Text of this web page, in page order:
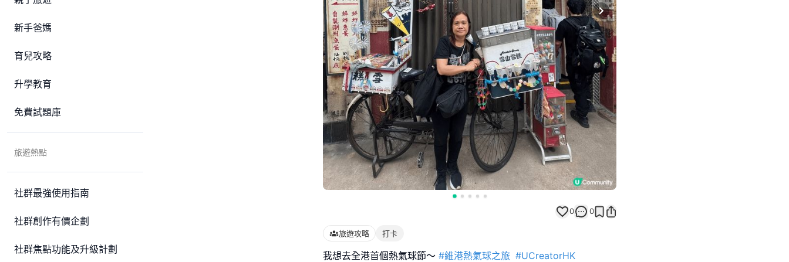
新手爸媽
育兒攻略
升學教育
免費試題庫
旅遊熱點
社群最強使用指南
社群創作有價企劃
社群焦點功能及升級計劃
Next slide
0 0
旅遊攻略 打卡
我想去全港首個熱氣球節～ #維港熱氣球之旅 #UCreatorHK